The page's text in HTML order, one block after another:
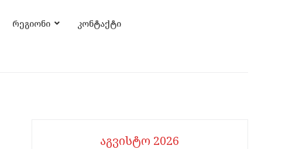
რეგიონი კონტაქტი
აგვისტო 2026